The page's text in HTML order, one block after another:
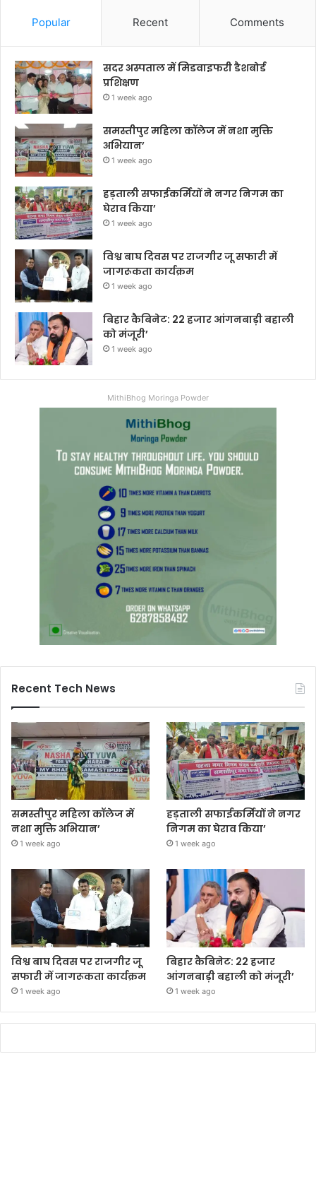
Popular Recent Comments
सदर अस्पताल में मिडवाइफरी डैशबोर्ड
प्रशिक्षण
1 week ago
समस्तीपुर महिला कॉलेज में नशा मुक्ति
अभियान’
1 week ago
हड़ताली सफाईकर्मियों ने नगर निगम का
घेराव किया’
1 week ago
विश्व बाघ दिवस पर राजगीर जू सफारी में
जागरूकता कार्यक्रम
1 week ago
बिहार कैबिनेट: 22 हजार आंगनबाड़ी बहाली
को मंजूरी’
1 week ago
MithiBhog Moringa Powder
Recent Tech News
समस्तीपुर महिला कॉलेज में
नशा मुक्ति अभियान’
1 week ago
हड़ताली सफाईकर्मियों ने नगर
निगम का घेराव किया’
1 week ago
विश्व बाघ दिवस पर राजगीर जू
सफारी में जागरूकता कार्यक्रम
1 week ago
बिहार कैबिनेट: 22 हजार
आंगनबाड़ी बहाली को मंजूरी’
1 week ago